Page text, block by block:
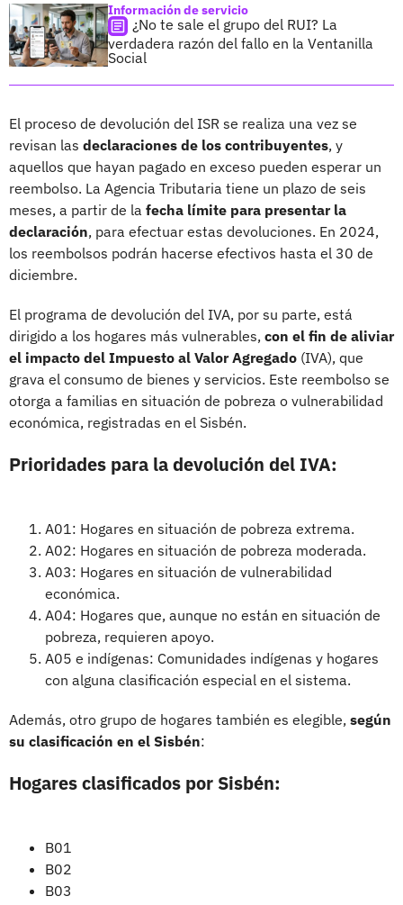
Información de servicio
¿No te sale el grupo del RUI? La
verdadera razón del fallo en la Ventanilla
Social
El proceso de devolución del ISR se realiza una vez se
revisan las declaraciones de los contribuyentes, y
aquellos que hayan pagado en exceso pueden esperar un
reembolso. La Agencia Tributaria tiene un plazo de seis
meses, a partir de la fecha límite para presentar la
declaración, para efectuar estas devoluciones. En 2024,
los reembolsos podrán hacerse efectivos hasta el 30 de
diciembre.
El programa de devolución del IVA, por su parte, está
dirigido a los hogares más vulnerables, con el fin de aliviar
el impacto del Impuesto al Valor Agregado (IVA), que
grava el consumo de bienes y servicios. Este reembolso se
otorga a familias en situación de pobreza o vulnerabilidad
económica, registradas en el Sisbén.
Prioridades para la devolución del IVA:
A01: Hogares en situación de pobreza extrema.
A02: Hogares en situación de pobreza moderada.
A03: Hogares en situación de vulnerabilidad
económica.
A04: Hogares que, aunque no están en situación de
pobreza, requieren apoyo.
A05 e indígenas: Comunidades indígenas y hogares
con alguna clasificación especial en el sistema.
Además, otro grupo de hogares también es elegible, según
su clasificación en el Sisbén:
Hogares clasificados por Sisbén:
B01
B02
B03